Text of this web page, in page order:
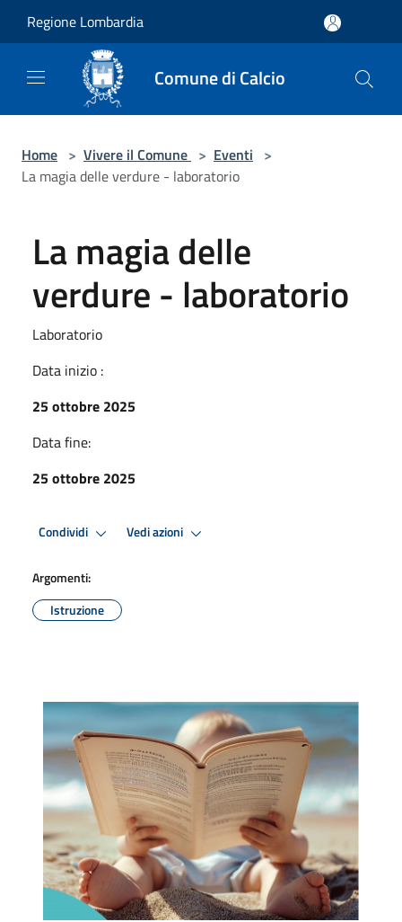
Regione Lombardia
Comune di Calcio
Home > Vivere il Comune > Eventi >
La magia delle verdure - laboratorio
La magia delle
verdure - laboratorio
Laboratorio
Data inizio :
25 ottobre 2025
Data fine:
25 ottobre 2025
Condividi Vedi azioni
Argomenti:
Istruzione